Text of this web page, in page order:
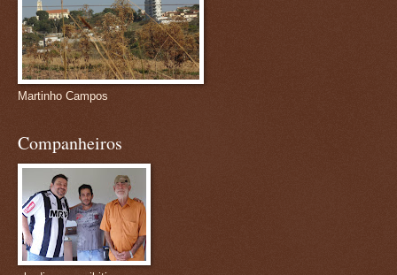
Martinho Campos
Companheiros